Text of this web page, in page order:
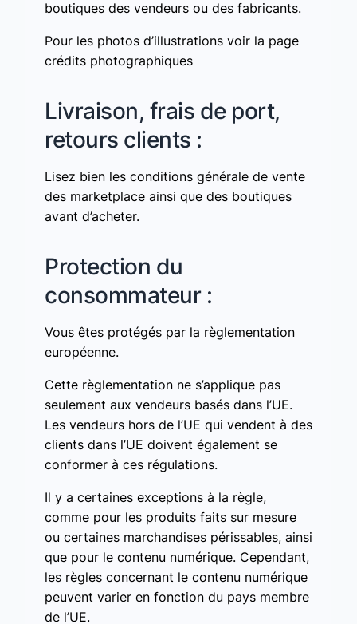
boutiques des vendeurs ou des fabricants.
Pour les photos d’illustrations voir la page
crédits photographiques
Livraison, frais de port,
retours clients :
Lisez bien les conditions générale de vente
des marketplace ainsi que des boutiques
avant d’acheter.
Protection du
consommateur :
Vous êtes protégés par la règlementation
européenne.
Cette règlementation ne s’applique pas
seulement aux vendeurs basés dans l’UE.
Les vendeurs hors de l’UE qui vendent à des
clients dans l’UE doivent également se
conformer à ces régulations.
Il y a certaines exceptions à la règle,
comme pour les produits faits sur mesure
ou certaines marchandises périssables, ainsi
que pour le contenu numérique. Cependant,
les règles concernant le contenu numérique
peuvent varier en fonction du pays membre
de l’UE.